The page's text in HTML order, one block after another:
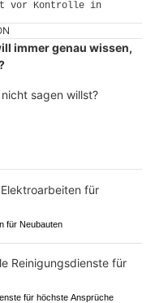
immer genau wissen,
sagen willst?
für Neubauten
für höchste Ansprüche